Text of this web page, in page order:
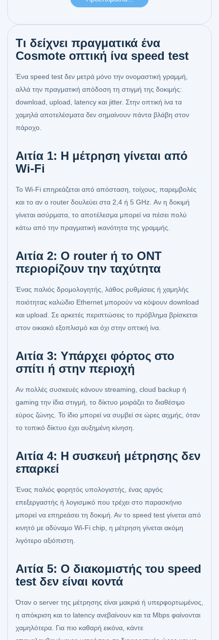
Τι δείχνει πραγματικά ένα
Cosmote οπτική ίνα speed test
Ένα speed test δεν μετρά μόνο την ονομαστική γραμμή,
αλλά την πραγματική απόδοση τη στιγμή της δοκιμής:
download, upload, latency και jitter. Στην οπτική ίνα τα
χαμηλά αποτελέσματα δεν σημαίνουν πάντα βλάβη στον
πάροχο.
Αιτία 1: Η μέτρηση γίνεται από
Wi‑Fi
Το Wi‑Fi επηρεάζεται από απόσταση, τοίχους, παρεμβολές
και το αν ο router δουλεύει στα 2,4 ή 5 GHz. Αν η δοκιμή
γίνεται ασύρματα, το αποτέλεσμα μπορεί να πέσει πολύ
κάτω από την πραγματική ικανότητα της γραμμής.
Αιτία 2: Ο router ή το ONT
περιορίζουν την ταχύτητα
Ένας παλιός δρομολογητής, λάθος ρυθμίσεις ή χαμηλής
ποιότητας καλώδιο Ethernet μπορούν να κόψουν download
και upload. Σε αρκετές περιπτώσεις το πρόβλημα βρίσκεται
στον οικιακό εξοπλισμό και όχι στην οπτική ίνα.
Αιτία 3: Υπάρχει φόρτος στο
σπίτι ή στην περιοχή
Αν πολλές συσκευές κάνουν streaming, cloud backup ή
gaming την ίδια στιγμή, το δίκτυο μοιράζει το διαθέσιμο
εύρος ζώνης. Το ίδιο μπορεί να συμβεί σε ώρες αιχμής, όταν
το τοπικό δίκτυο έχει αυξημένη κίνηση.
Αιτία 4: Η συσκευή μέτρησης δεν
επαρκεί
Ένας παλιός φορητός υπολογιστής, ένας αργός
επεξεργαστής ή λογισμικό που τρέχει στο παρασκήνιο
μπορεί να επηρεάσει τη δοκιμή. Αν το speed test γίνεται από
κινητό με αδύναμο Wi‑Fi chip, η μέτρηση γίνεται ακόμη
λιγότερο αξιόπιστη.
Αιτία 5: Ο διακομιστής του speed
test δεν είναι κοντά
Όταν ο server της μέτρησης είναι μακριά ή υπερφορτωμένος,
η απόκριση και το latency ανεβαίνουν και τα Mbps φαίνονται
χαμηλότερα. Για πιο καθαρή εικόνα, κάντε